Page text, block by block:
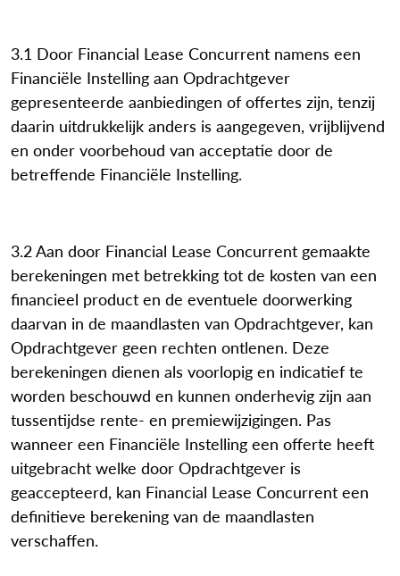
3.1 Door Financial Lease Concurrent namens een
Financiële Instelling aan Opdrachtgever
gepresenteerde aanbiedingen of offertes zijn, tenzij
daarin uitdrukkelijk anders is aangegeven, vrijblijvend
en onder voorbehoud van acceptatie door de
betreffende Financiële Instelling.
3.2 Aan door Financial Lease Concurrent gemaakte
berekeningen met betrekking tot de kosten van een
financieel product en de eventuele doorwerking
daarvan in de maandlasten van Opdrachtgever, kan
Opdrachtgever geen rechten ontlenen. Deze
berekeningen dienen als voorlopig en indicatief te
worden beschouwd en kunnen onderhevig zijn aan
tussentijdse rente- en premiewijzigingen. Pas
wanneer een Financiële Instelling een offerte heeft
uitgebracht welke door Opdrachtgever is
geaccepteerd, kan Financial Lease Concurrent een
definitieve berekening van de maandlasten
verschaffen.